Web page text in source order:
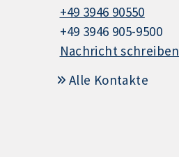
+49 3946 90550
+49 3946 905-9500
Nachricht schreiben
Alle Kontakte